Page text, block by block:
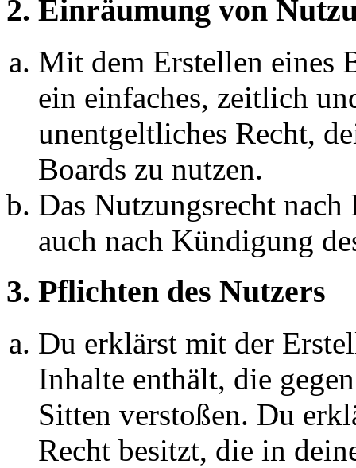
2. Einräumung von
Mit dem Erstellen eines
ein einfaches, zeitlich
unentgeltliches Recht,
Boards zu nutzen.
Das Nutzungsrecht
auch nach Kündigung
3. Pflichten des Nutzers
Du erklärst mit der
Inhalte enthält, die
Sitten verstoßen. Du
Recht besitzt, die in